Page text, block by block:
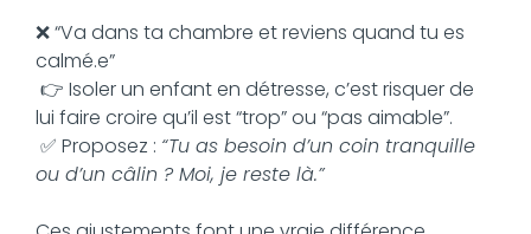
❌ “Va dans ta chambre et reviens quand tu es
calmé.e”
👉 Isoler un enfant en détresse, c’est risquer de
lui faire croire qu’il est “trop” ou “pas aimable”.
✅ Proposez : “Tu as besoin d’un coin tranquille
ou d’un câlin ? Moi, je reste là.”